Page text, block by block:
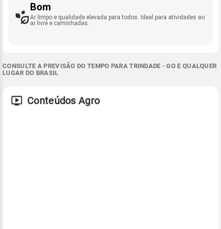
Bom
Ar limpo e qualidade elevada para todos. Ideal para atividades ao
ar livre e caminhadas.
CONSULTE A PREVISÃO DO TEMPO PARA TRINDADE - GO E QUALQUER
LUGAR DO BRASIL
Conteúdos Agro